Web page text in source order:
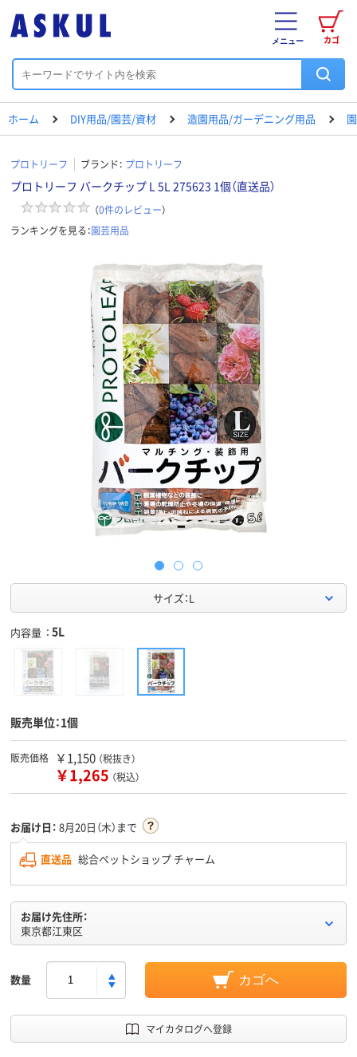
カゴ
メニュー
ホーム DIY用品/園芸/資材 造園用品/ガーデニング用品
プロトリーフ ブランド： プロトリーフ
プロトリーフ バークチップ L 5L 275623 1個（直送品）
（0件のレビュー）
ランキングを見る：園芸用品
サイズ：L
内容量 5L
販売単位：1個
販売価格 ￥1,150 （税抜き）
￥1,265 （税込）
お届け日： 8月20日（木）まで
直送品 総合ペットショップ チャーム
お届け先住所：
東京都江東区
数量 カゴへ
マイカタログへ登録